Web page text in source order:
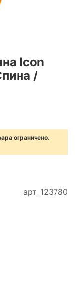
арт. 123780
Icon
/
ограничено.